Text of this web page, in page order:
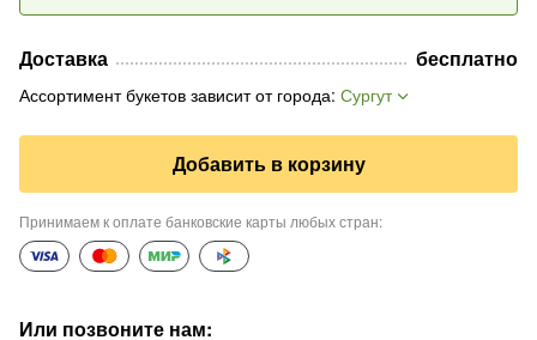
Доставка бесплатно
Ассортимент букетов зависит от города: Сургут
Добавить в корзину
Принимаем к оплате банковские карты любых стран:
Или позвоните нам: